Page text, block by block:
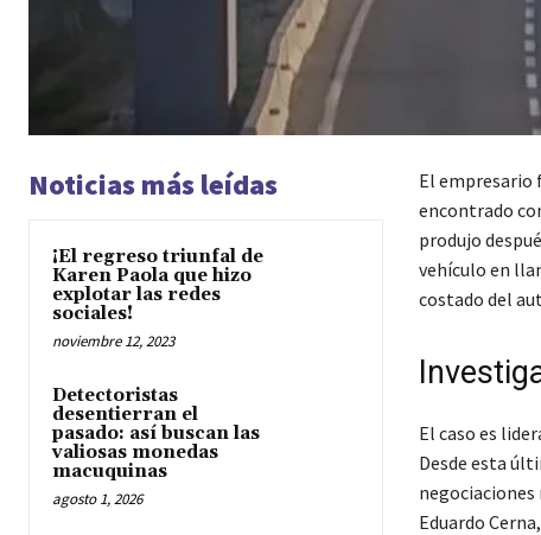
Noticias más leídas
¡El regreso triunfal de
Karen Paola que hizo
explotar las redes
sociales!
noviembre 12, 2023
Detectoristas
desentierran el
pasado: así buscan las
valiosas monedas
macuquinas
agosto 1, 2026
El empresario
encontrado
produjo
vehículo en
costado del
El caso es
Desde esta
negociaciones
Eduardo